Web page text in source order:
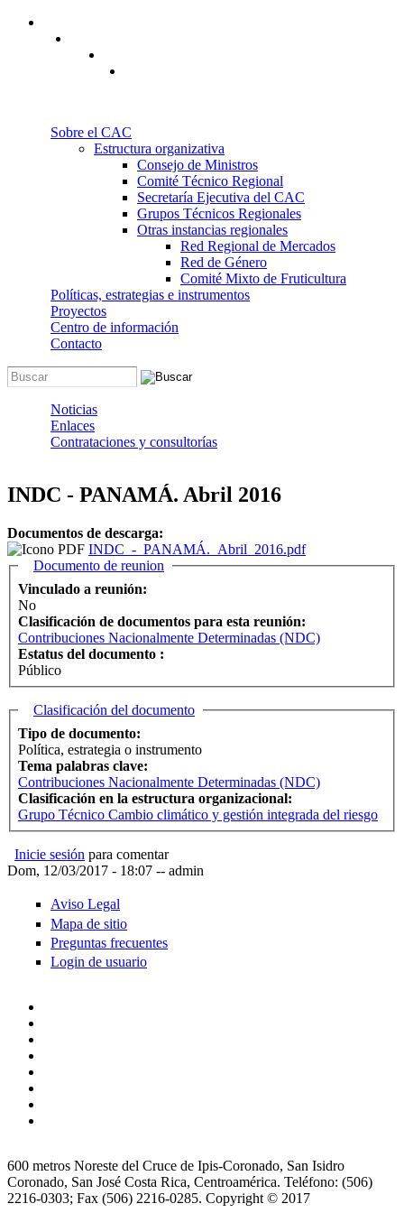
Pasar al contenido principal
Sobre el CAC
Estructura organizativa
Consejo de Ministros
Comité Técnico Regional
Secretaría Ejecutiva del CAC
Grupos Técnicos Regionales
Otras instancias regionales
Red Regional de Mercados
Red de Género
Comité Mixto de Fruticultura
Políticas, estrategias e instrumentos
Proyectos
Centro de información
Contacto
Buscar
Noticias
Enlaces
Contrataciones y consultorías
INDC - PANAMÁ. Abril 2016
Documentos de descarga:
INDC_-_PANAMÁ._Abril_2016.pdf
Ocultar
Documento de reunion
Vinculado a reunión:
No
Clasificación de documentos para esta reunión:
Contribuciones Nacionalmente Determinadas (NDC)
Estatus del documento :
Público
Ocultar
Clasificación del documento
Tipo de documento:
Política, estrategia o instrumento
Tema palabras clave:
Contribuciones Nacionalmente Determinadas (NDC)
Clasificación en la estructura organizacional:
Grupo Técnico Cambio climático y gestión integrada del riesgo
Inicie sesión para comentar
Dom, 12/03/2017 - 18:07 -- admin
Aviso Legal
Mapa de sitio
Preguntas frecuentes
Login de usuario
600 metros Noreste del Cruce de Ipis-Coronado, San Isidro
Coronado, San José Costa Rica, Centroamérica. Teléfono: (506)
2216-0303; Fax (506) 2216-0285. Copyright © 2017